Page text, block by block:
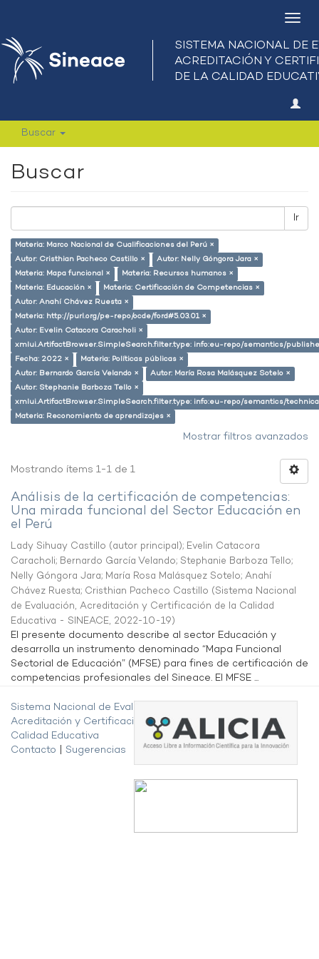
Buscar
Buscar
Ir
Materia: Marco Nacional de Cualificaciones del Perú ×
Autor: Cristhian Pacheco Castillo ×
Autor: Nelly Góngora Jara ×
Materia: Mapa funcional ×
Materia: Recursos humanos ×
Materia: Educación ×
Materia: Certificación de Competencias ×
Autor: Anahí Chávez Ruesta ×
Materia: http://purl.org/pe-repo/ocde/ford#5.03.01 ×
Autor: Evelin Catacora Caracholi ×
xmlui.ArtifactBrowser.SimpleSearch.filter.type: info:eu-repo/semantics/
Fecha: 2022 ×
Materia: Políticas públicas ×
Autor: Bernardo García Velando ×
Autor: María Rosa Malásquez Sotelo ×
Autor: Stephanie Barboza Tello ×
xmlui.ArtifactBrowser.SimpleSearch.filter.type: info:eu-repo/semantics/
Materia: Reconomiento de aprendizajes ×
Mostrar filtros avanzados
Mostrando ítems 1-1 de 1
Análisis de la certificación de competencias:
Una mirada funcional del Sector Educación en
el Perú
Lady Sihuay Castillo (autor principal); Evelin Catacora
Caracholi; Bernardo García Velando; Stephanie Barboza Tello;
Nelly Góngora Jara; María Rosa Malásquez Sotelo; Anahí
Chávez Ruesta; Cristhian Pacheco Castillo (Sistema Nacional
de Evaluación, Acreditación y Certificación de la Calidad
Educativa - SINEACE, 2022-10-19)
El presente documento describe al sector Educación y
desarrolla un instrumento denominado “Mapa Funcional
Sectorial de Educación” (MFSE) para fines de certificación de
competencias profesionales del Sineace. El MFSE ...
Sistema Nacional de Evaluación,
Acreditación y Certificación de la
Calidad Educativa
Contacto
Sugerencias